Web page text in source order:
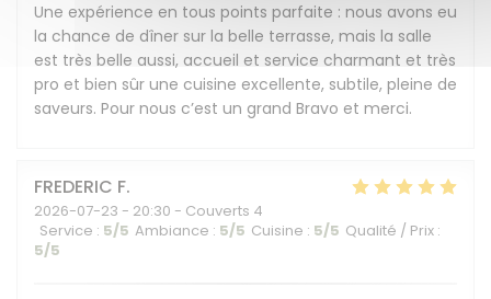
Une expérience en tous points parfaite : nous avons eu
la chance de dîner sur la belle terrasse, mais la salle
est très belle aussi, accueil et service charmant et très
pro et bien sûr une cuisine excellente, subtile, pleine de
saveurs. Pour nous c’est un grand Bravo et merci.
FREDERIC F
2026-07-23 - 20:30 - Couverts 4
Service : 5/5 Ambiance : 5/5 Cuisine : 5/5 Qualité / Prix :
5/5